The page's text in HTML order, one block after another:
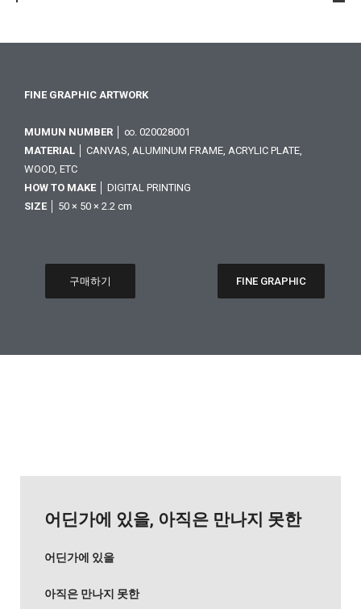
FINE GRAPHIC ARTWORK
MUMUN NUMBER │ ∞. 020028001
MATERIAL │ CANVAS, ALUMINUM FRAME, ACRYLIC PLATE,
WOOD, ETC
HOW TO MAKE │ DIGITAL PRINTING
SIZE │ 50 × 50 × 2.2 cm
구매하기 FINE GRAPHIC
어딘가에 있을, 아직은 만나지 못한
어딘가에 있을
아직은 만나지 못한